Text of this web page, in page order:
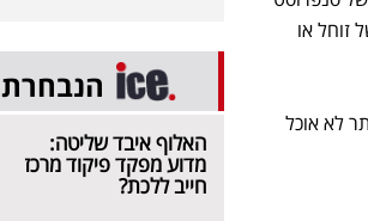
זוחל או
לא אוכל
הנבחרת
האלוף איבד שליטה:
מדוע מפקד פיקוד מרכז
חייב ללכת?